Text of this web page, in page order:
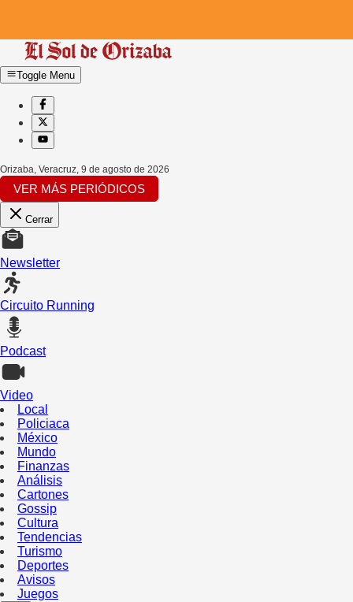
Toggle Menu
Orizaba, Veracruz, 9 de agosto de 2026
VER MÁS PERIÓDICOS
Cerrar
Newsletter
Circuito Running
Podcast
Video
Local
Policiaca
México
Mundo
Finanzas
Análisis
Cartones
Gossip
Cultura
Tendencias
Turismo
Deportes
Avisos
Juegos